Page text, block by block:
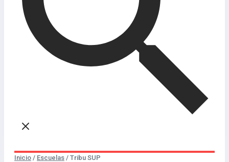
Inicio / Escuelas / Tribu SUP